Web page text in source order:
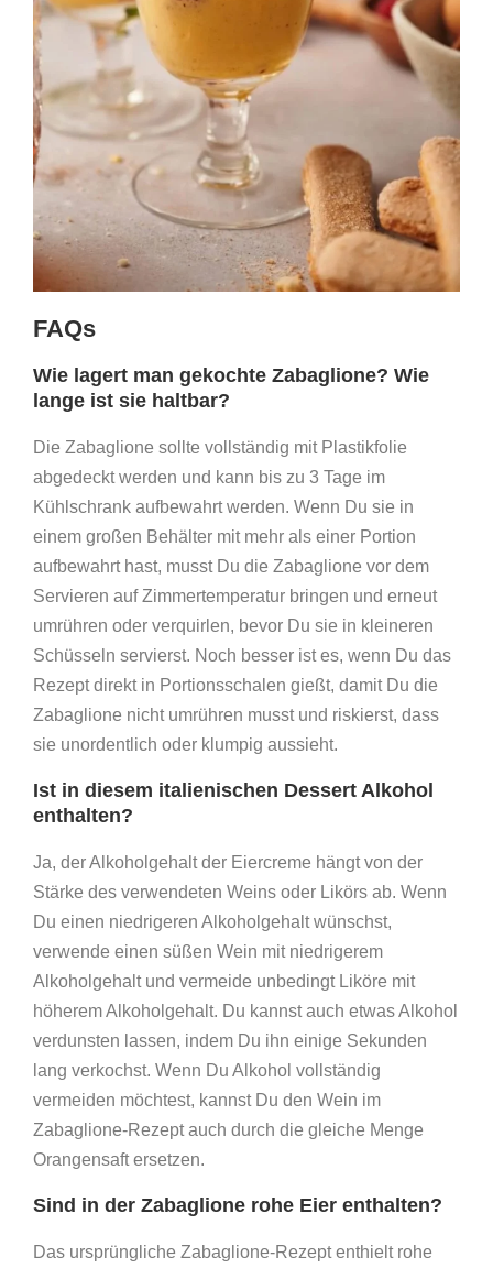
FAQs
Wie lagert man gekochte Zabaglione? Wie
lange ist sie haltbar?
Die Zabaglione sollte vollständig mit Plastikfolie
abgedeckt werden und kann bis zu 3 Tage im
Kühlschrank aufbewahrt werden. Wenn Du sie in
einem großen Behälter mit mehr als einer Portion
aufbewahrt hast, musst Du die Zabaglione vor dem
Servieren auf Zimmertemperatur bringen und erneut
umrühren oder verquirlen, bevor Du sie in kleineren
Schüsseln servierst. Noch besser ist es, wenn Du das
Rezept direkt in Portionsschalen gießt, damit Du die
Zabaglione nicht umrühren musst und riskierst, dass
sie unordentlich oder klumpig aussieht.
Ist in diesem italienischen Dessert Alkohol
enthalten?
Ja, der Alkoholgehalt der Eiercreme hängt von der
Stärke des verwendeten Weins oder Likörs ab. Wenn
Du einen niedrigeren Alkoholgehalt wünschst,
verwende einen süßen Wein mit niedrigerem
Alkoholgehalt und vermeide unbedingt Liköre mit
höherem Alkoholgehalt. Du kannst auch etwas Alkohol
verdunsten lassen, indem Du ihn einige Sekunden
lang verkochst. Wenn Du Alkohol vollständig
vermeiden möchtest, kannst Du den Wein im
Zabaglione-Rezept auch durch die gleiche Menge
Orangensaft ersetzen.
Sind in der Zabaglione rohe Eier enthalten?
Das ursprüngliche Zabaglione-Rezept enthielt rohe